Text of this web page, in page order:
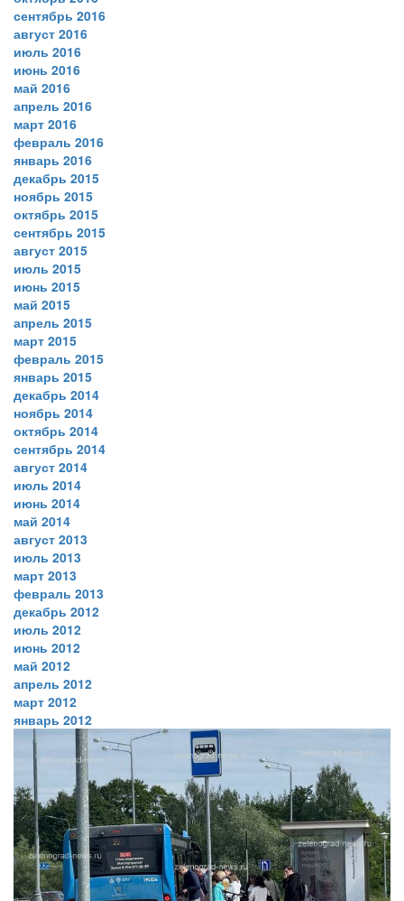
сентябрь 2016
август 2016
июль 2016
июнь 2016
май 2016
апрель 2016
март 2016
февраль 2016
январь 2016
декабрь 2015
ноябрь 2015
октябрь 2015
сентябрь 2015
август 2015
июль 2015
июнь 2015
май 2015
апрель 2015
март 2015
февраль 2015
январь 2015
декабрь 2014
ноябрь 2014
октябрь 2014
сентябрь 2014
август 2014
июль 2014
июнь 2014
май 2014
август 2013
июль 2013
март 2013
февраль 2013
декабрь 2012
июль 2012
июнь 2012
май 2012
апрель 2012
март 2012
январь 2012